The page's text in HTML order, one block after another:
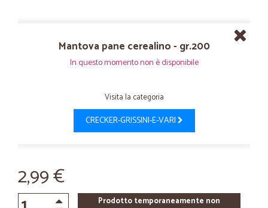
Mantova pane cerealino - gr.200
In questo momento non è disponibile
Visita la categoria
CRECKER-GRISSINI-E-VARI
2,99 €
Prodotto temporaneamente non